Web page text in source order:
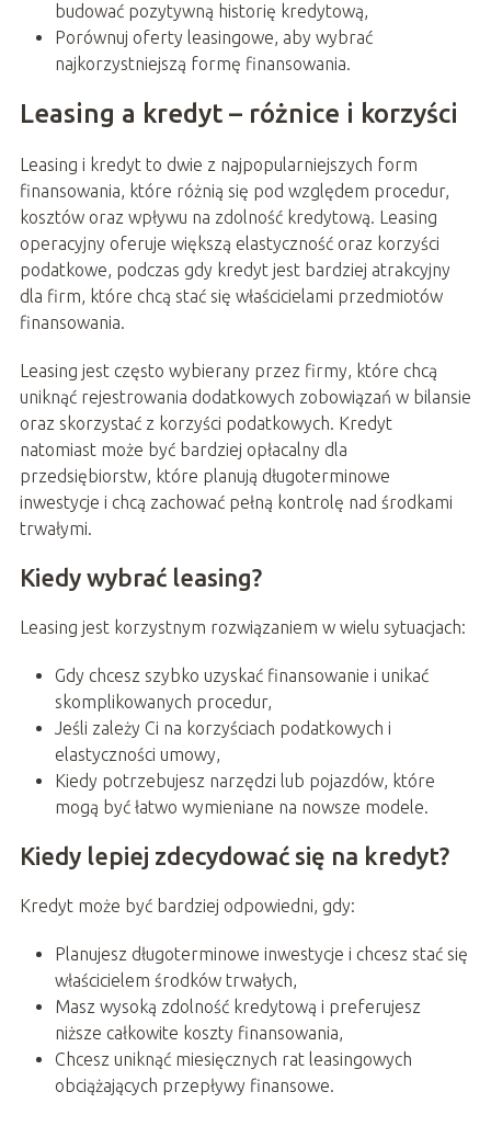
budować pozytywną historię kredytową,
Porównuj oferty leasingowe, aby wybrać
najkorzystniejszą formę finansowania.
Leasing a kredyt – różnice i korzyści
Leasing i kredyt to dwie z najpopularniejszych form
finansowania, które różnią się pod względem procedur,
kosztów oraz wpływu na zdolność kredytową. Leasing
operacyjny oferuje większą elastyczność oraz korzyści
podatkowe, podczas gdy kredyt jest bardziej atrakcyjny
dla firm, które chcą stać się właścicielami przedmiotów
finansowania.
Leasing jest często wybierany przez firmy, które chcą
uniknąć rejestrowania dodatkowych zobowiązań w bilansie
oraz skorzystać z korzyści podatkowych. Kredyt
natomiast może być bardziej opłacalny dla
przedsiębiorstw, które planują długoterminowe
inwestycje i chcą zachować pełną kontrolę nad środkami
trwałymi.
Kiedy wybrać leasing?
Leasing jest korzystnym rozwiązaniem w wielu sytuacjach:
Gdy chcesz szybko uzyskać finansowanie i unikać
skomplikowanych procedur,
Jeśli zależy Ci na korzyściach podatkowych i
elastyczności umowy,
Kiedy potrzebujesz narzędzi lub pojazdów, które
mogą być łatwo wymieniane na nowsze modele.
Kiedy lepiej zdecydować się na kredyt?
Kredyt może być bardziej odpowiedni, gdy:
Planujesz długoterminowe inwestycje i chcesz stać się
właścicielem środków trwałych,
Masz wysoką zdolność kredytową i preferujesz
niższe całkowite koszty finansowania,
Chcesz uniknąć miesięcznych rat leasingowych
obciążających przepływy finansowe.